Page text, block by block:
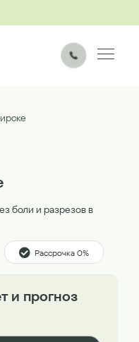
боли и разрезов в
Рассрочка 0%
и прогноз